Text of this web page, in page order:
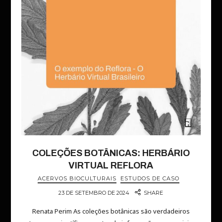
COLEÇÕES BOTÂNICAS: HERBÁRIO
VIRTUAL REFLORA
ACERVOS BIOCULTURAIS ESTUDOS DE CASO
23 DE SETEMBRO DE 2024 SHARE
Renata Perim As coleções botânicas são verdadeiros